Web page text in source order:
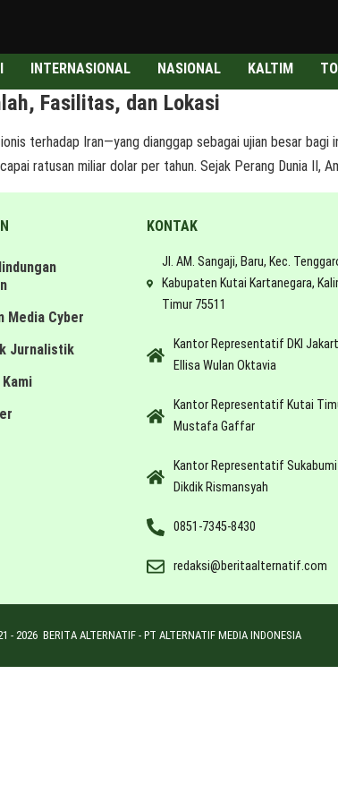
INTERNASIONAL NASIONAL KALTIM
Fasilitas, dan Lokasi
terhadap Iran—yang dianggap sebagai ujian besar
ratusan miliar dolar per tahun. Sejak Perang Dunia II,
Media Cyber
Jurnalistik
KONTAK
Jl. AM. Sangaji, Baru, Kec.
Kabupaten Kutai Kartanegara,
Timur 75511
Kantor Representatif DKI
Ellisa Wulan Oktavia
Kantor Representatif Kutai
Mustafa Gaffar
Kantor Representatif Sukabumi
Dikdik Rismansyah
0851-7345-8430
redaksi@beritaalternatif.com
- 2026 BERITA ALTERNATIF - PT ALTERNATIF MEDIA INDONESIA